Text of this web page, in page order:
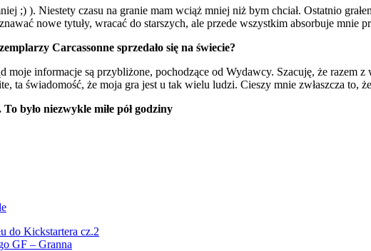
;) ). Niestety czasu na granie mam wciąż mniej niż bym chciał. Ostatnio
nowe tytuły, wracać do starszych, ale przede wszystkim absorbuje mnie
Carcassonne sprzedało się na świecie?
moje informacje są przybliżone, pochodzące od Wydawcy. Szacuję, że
ta świadomość, że moja gra jest u tak wielu ludzi. Cieszy mnie zwłaszcza to,
było niezwykle miłe pół godziny
do Kickstartera cz.2
GF – Granna